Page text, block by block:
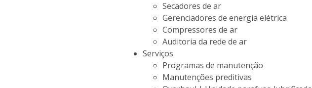
Secadores de ar
Gerenciadores de energia elétrica
Compressores de ar
Auditoria da rede de ar
Serviços
Programas de manutenção
Manutenções preditivas